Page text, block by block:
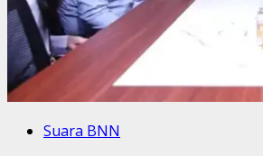
Suara BNN